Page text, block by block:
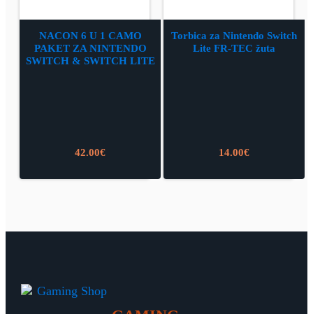
NACON 6 U 1 CAMO
PAKET ZA NINTENDO
SWITCH & SWITCH LITE
42.00€
Torbica za Nintendo Switch
Lite FR-TEC žuta
14.00€